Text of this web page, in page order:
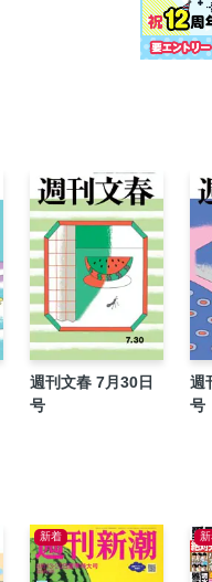
週刊文春 7月30日
号
週
号
新着